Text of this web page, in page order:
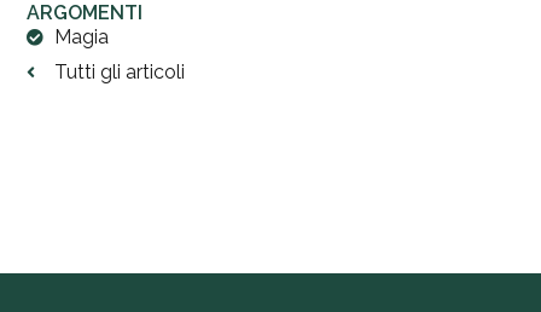
ARGOMENTI
Magia
Tutti gli articoli